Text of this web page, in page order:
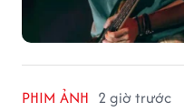
PHIM ẢNH 2 giờ trước